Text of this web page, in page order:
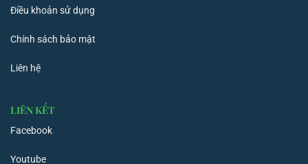
Điều khoản sử dụng
Chính sách bảo mật
Liên hệ
LIÊN KẾT
Facebook
Youtube